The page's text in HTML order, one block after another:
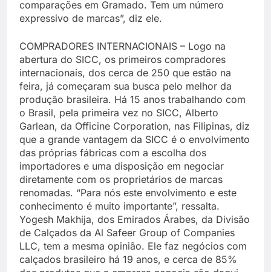
comparações em Gramado. Tem um número
expressivo de marcas”, diz ele.
COMPRADORES INTERNACIONAIS – Logo na
abertura do SICC, os primeiros compradores
internacionais, dos cerca de 250 que estão na
feira, já começaram sua busca pelo melhor da
produção brasileira. Há 15 anos trabalhando com
o Brasil, pela primeira vez no SICC, Alberto
Garlean, da Officine Corporation, nas Filipinas, diz
que a grande vantagem da SICC é o envolvimento
das próprias fábricas com a escolha dos
importadores e uma disposição em negociar
diretamente com os proprietários de marcas
renomadas. “Para nós este envolvimento e este
conhecimento é muito importante”, ressalta.
Yogesh Makhija, dos Emirados Árabes, da Divisão
de Calçados da Al Safeer Group of Companies
LLC, tem a mesma opinião. Ele faz negócios com
calçados brasileiro há 19 anos, e cerca de 85%